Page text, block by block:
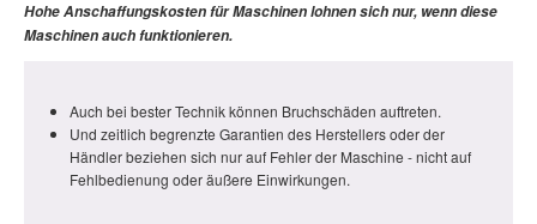
Hohe Anschaffungskosten für Maschinen lohnen sich nur, wenn diese
Maschinen auch funktionieren.
Auch bei bester Technik können Bruchschäden auftreten.
Und zeitlich begrenzte Garantien des Herstellers oder der
Händler beziehen sich nur auf Fehler der Maschine - nicht auf
Fehlbedienung oder äußere Einwirkungen.